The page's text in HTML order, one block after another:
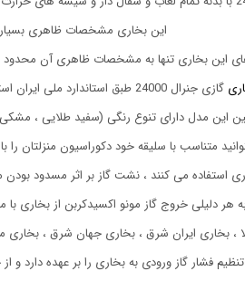
این بخاری مشخصات ظاهری بسیار
این بخاری تنها به مشخصات ظاهری آن
گازی جنرال 24000 طبق استاندارد ملی ایران استاندارد CE اروپا و TSE ترکیه می باشد.
این مدل دارای تنوع رنگی (سفید طلایی ،
متناسب با سلیقه خود دکوراسیون
استفاده می کنند ، نشت گاز بر اثر مسدود
، بخاری ایران شرق ، بخاری جهان شرق ،